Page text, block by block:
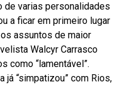
de varias personalidades
a ficar em primeiro lugar
assuntos de maior
Walcyr Carrasco
como “lamentável”.
já “simpatizou” com Rios,